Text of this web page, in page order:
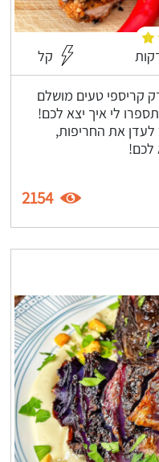
קל
קריספי טעים מושלם
לי איך יצא לכם!
את החריפות,
לכם!
2154